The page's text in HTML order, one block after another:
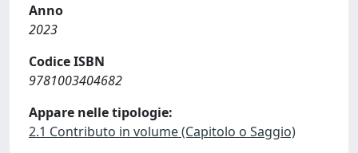
Anno
2023
Codice ISBN
9781003404682
Appare nelle tipologie:
2.1 Contributo in volume (Capitolo o Saggio)